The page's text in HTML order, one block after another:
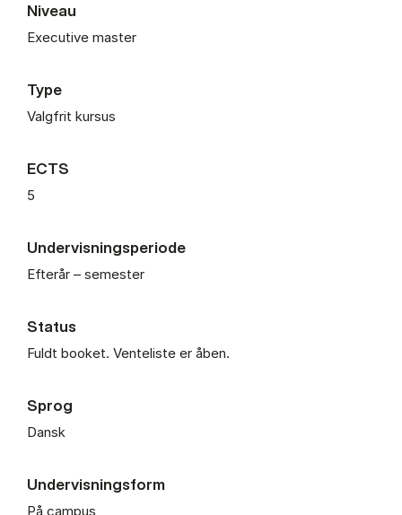
Niveau
Executive master
Type
Valgfrit kursus
ECTS
5
Undervisningsperiode
Efterår – semester
Status
Fuldt booket. Venteliste er åben.
Sprog
Dansk
Undervisningsform
På campus